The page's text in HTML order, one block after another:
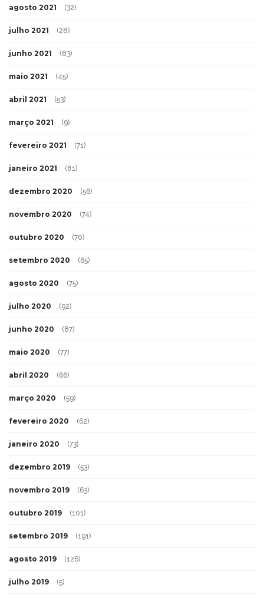
agosto 2021 (32)
julho 2021 (28)
junho 2021 (83)
maio 2021 (45)
abril 2021 (53)
março 2021 (9)
fevereiro 2021 (71)
janeiro 2021 (81)
dezembro 2020 (56)
novembro 2020 (74)
outubro 2020 (70)
setembro 2020 (65)
agosto 2020 (75)
julho 2020 (92)
junho 2020 (87)
maio 2020 (77)
abril 2020 (66)
março 2020 (59)
fevereiro 2020 (62)
janeiro 2020 (73)
dezembro 2019 (53)
novembro 2019 (63)
outubro 2019 (101)
setembro 2019 (191)
agosto 2019 (126)
julho 2019 (5)